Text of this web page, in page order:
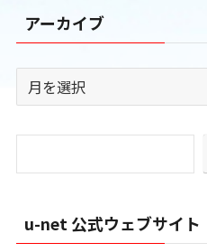
リ
ー
アーカイブ
ー
ブ
u-net 公式ウェブサイト